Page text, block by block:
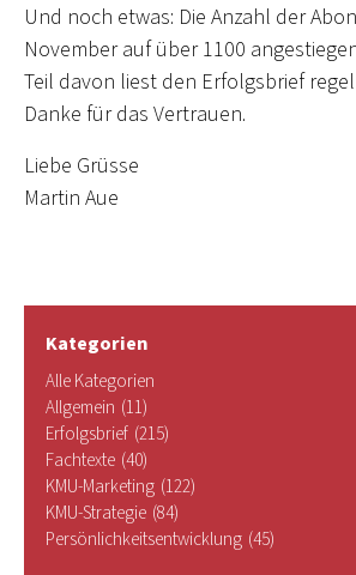
Und noch etwas: Die Anzahl der
November auf über 1100
Teil davon liest den Erfolgsbrief
Danke für das Vertrauen.
Liebe Grüsse
Martin Aue
Kategorien
Alle Kategorien
Allgemein (11)
Erfolgsbrief (215)
Fachtexte (40)
KMU-Marketing (122)
KMU-Strategie (84)
Persönlichkeitsentwicklung (45)